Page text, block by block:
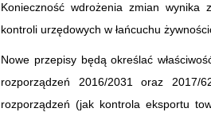
Konieczność wdrożenia zmian wynika
kontroli urzędowych w łańcuchu
Nowe przepisy będą określać
rozporządzeń 2016/2031 oraz
rozporządzeń (jak kontrola eksportu